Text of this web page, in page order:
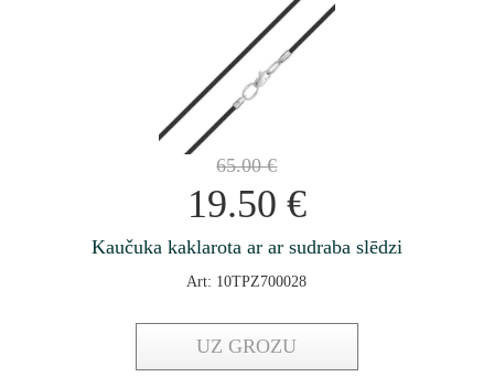
65.00€
19.50 €
Kaučuka kaklarota ar ar sudraba slēdzi
Art: 10TPZ700028
UZ GROZU